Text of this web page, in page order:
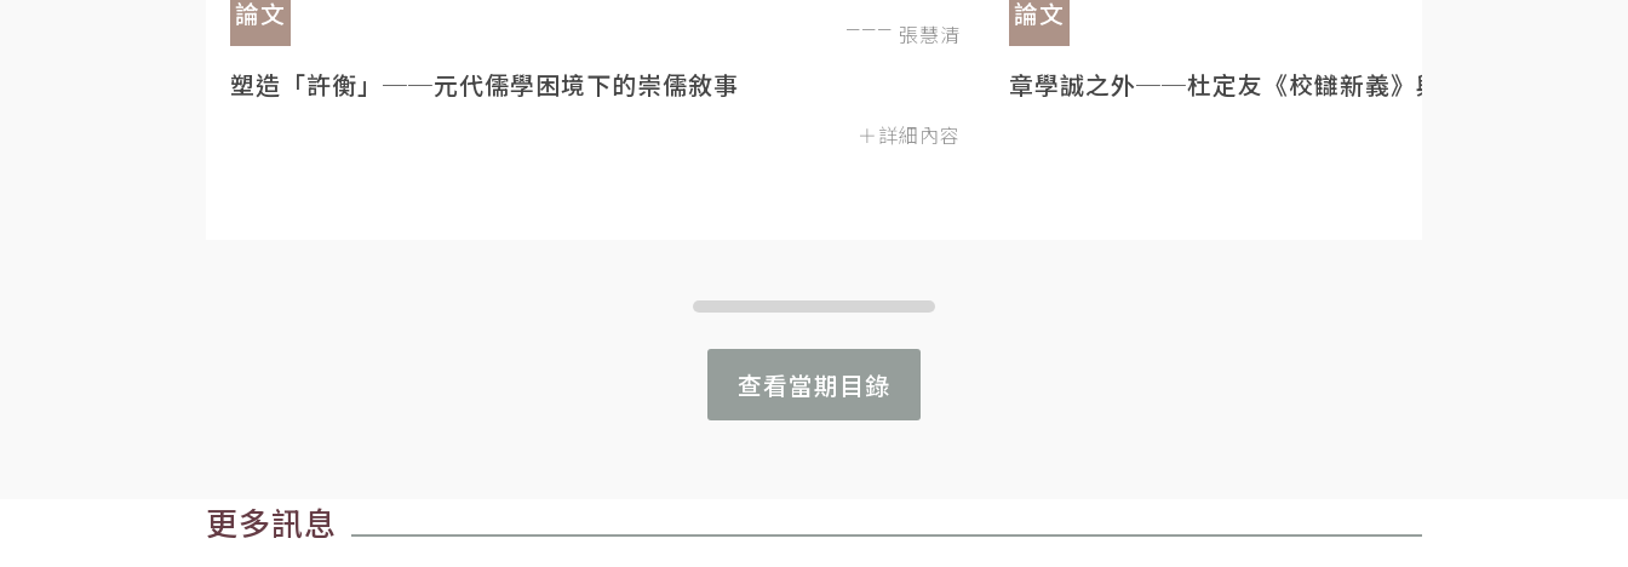
論文
張慧清
塑造「許衡」──元代儒學困境下的崇儒敘事
＋詳細內容
論文
章學誠之外──杜定友《校讎新義》與民初目錄學的重
查看當期目錄
更多訊息